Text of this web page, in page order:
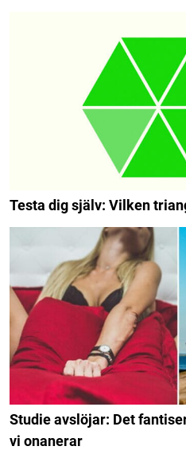
Testa dig själv: Vilken
Studie avslöjar: Det
vi onanerar